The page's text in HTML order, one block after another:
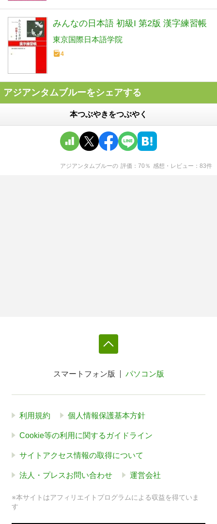
みんなの日本語 初級I 第2版 漢字練習帳
東京国際日本語学院
4
アジアンタムブルーをシェアする
本つぶやきをつぶやく
アジアンタムブルーの 評価 70 ％ 感想・レビュー 83件
スマートフォン版 パソコン版
利用規約 個人情報保護基本方針
Cookie等の利用に関するガイドライン
サイトアクセス情報の取得について
法人・プレスお問い合わせ 運営会社
※本サイトはアフィリエイトプログラムによる収益を得ていま
す